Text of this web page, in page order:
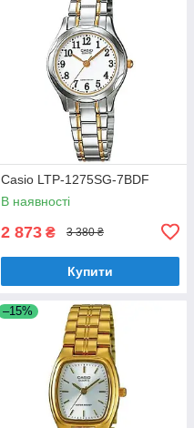
Casio LTP-1275SG-7BDF
В наявності
2 873 ₴ 3 380 ₴
Купити
–15%